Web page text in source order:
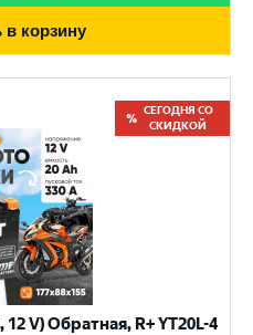
в корзину
СЕГОДНЯ СО
СКИДКОЙ
V) Обратная, R+ YT20L-4